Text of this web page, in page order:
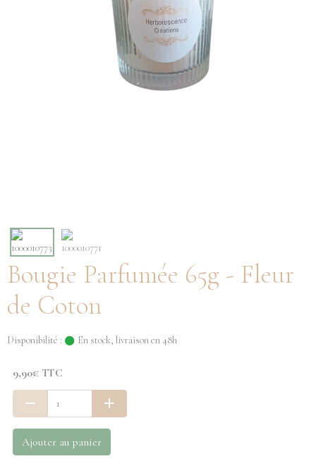
Bougie Parfumée 65g - Fleur
de Coton
Disponibilité : En stock, livraison en 48h
9,90€ TTC
Ajouter au panier